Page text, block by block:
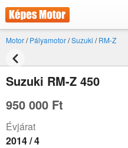
Motor/Pályamotor/Suzuki /RM-Z
Suzuki RM-Z 450
950 000 Ft
Évjárat
2014 / 4